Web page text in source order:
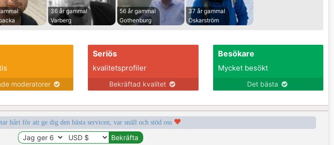
36 år gammal
Varberg
56 år gammal
Gothenburg
37 år gammal
Oskarström
moderatorer
Seriös
kvalitetsprofiler
Bekräftad kvalitet
Besökare
Mycket besökt
Det bästa
hårt för att ge dig den bästa servicen, var snäll och stöd oss